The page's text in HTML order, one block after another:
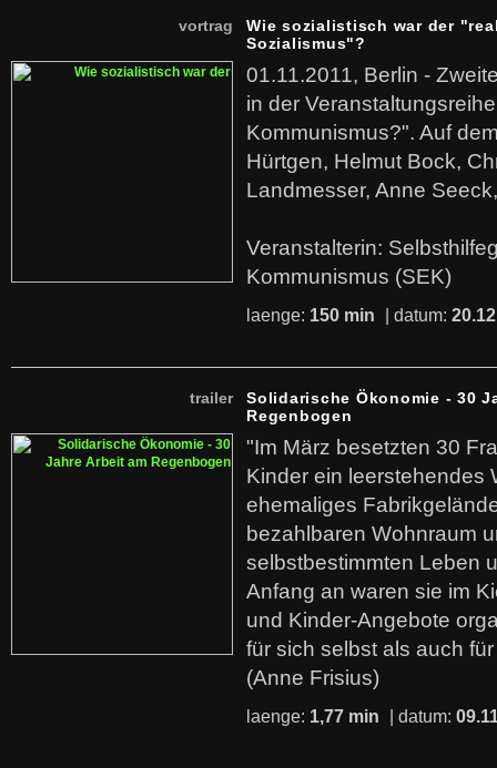
vortrag
Wie sozialistisch war der
Sozialismus"?
01.11.2011, Berlin -
in der
Kommunismus?". Auf
Hürtgen, Helmut Bock,
Landmesser, Anne
Veranstalterin:
Kommunismus (SEK)
laenge: 150 min | datum:
trailer
Solidarische Ökonomie - 30
Regenbogen
"Im März besetzten 30
Kinder ein leerstehendes
ehemaliges
bezahlbaren Wohnraum
selbstbestimmten Leben
Anfang an waren sie im
und Kinder-Angebote
für sich selbst als auch
(Anne Frisius)
laenge: 1,77 min | datum: